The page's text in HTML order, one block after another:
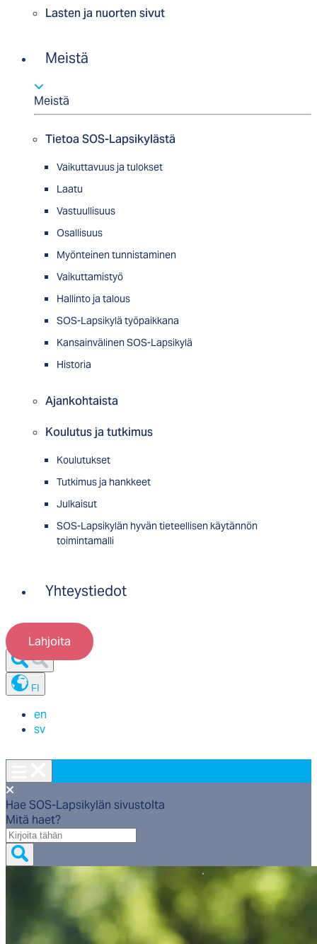
Lasten ja nuorten sivut
Meistä
Meistä
Tietoa SOS-Lapsikylästä
Vaikuttavuus ja tulokset
Laatu
Vastuullisuus
Osallisuus
Myön­tei­nen tun­nis­ta­minen
Vaikuttamistyö
Hallinto ja talous
SOS-Lapsikylä työpaikkana
Kansainvälinen SOS-Lapsikylä
Historia
Ajankohtaista
Koulutus ja tutkimus
Koulutukset
Tutkimus ja hankkeet
Julkaisut
SOS-Lapsikylän hyvän tieteellisen käytännön
toimintamalli
Yhteystiedot
Lahjoita
FI
en
sv
Hae SOS-Lapsikylän sivustolta
Mitä haet?
Mitä
haet?